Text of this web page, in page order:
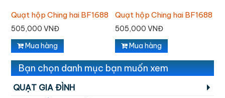
Quạt hộp Ching hai BF1688
505,000 VNĐ
Mua hàng
Quạt hộp Ching hai BF1688
505,000 VNĐ
Mua hàng
Bạn chọn danh mục bạn muốn xem
QUẠT GIA ĐÌNH